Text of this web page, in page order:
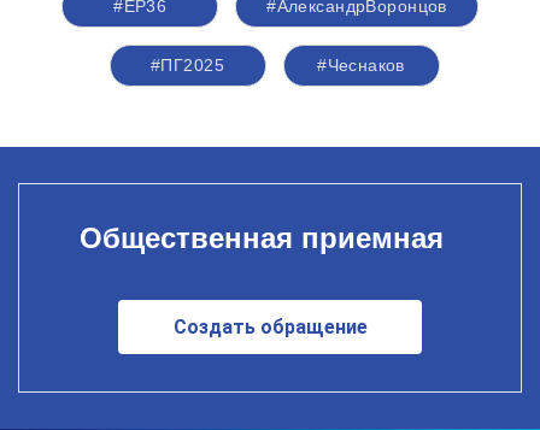
#ЕР36 #АлександрВоронцов
#ПГ2025 #Чеснаков
Общественная приемная
Создать обращение